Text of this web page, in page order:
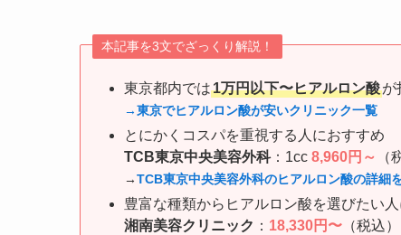
本記事を3文でざっくり解説！
東京都内では1万円以下〜ヒアルロン酸が
→東京でヒアルロン酸が安いクリニック一覧
とにかくコスパを重視する人におすすめ
TCB東京中央美容外科：1cc 8,960円～ （
→TCB東京中央美容外科のヒアルロン酸の詳細
豊富な種類からヒアルロン酸を選びたい
湘南美容クリニック ： 18,330円〜 （税込）